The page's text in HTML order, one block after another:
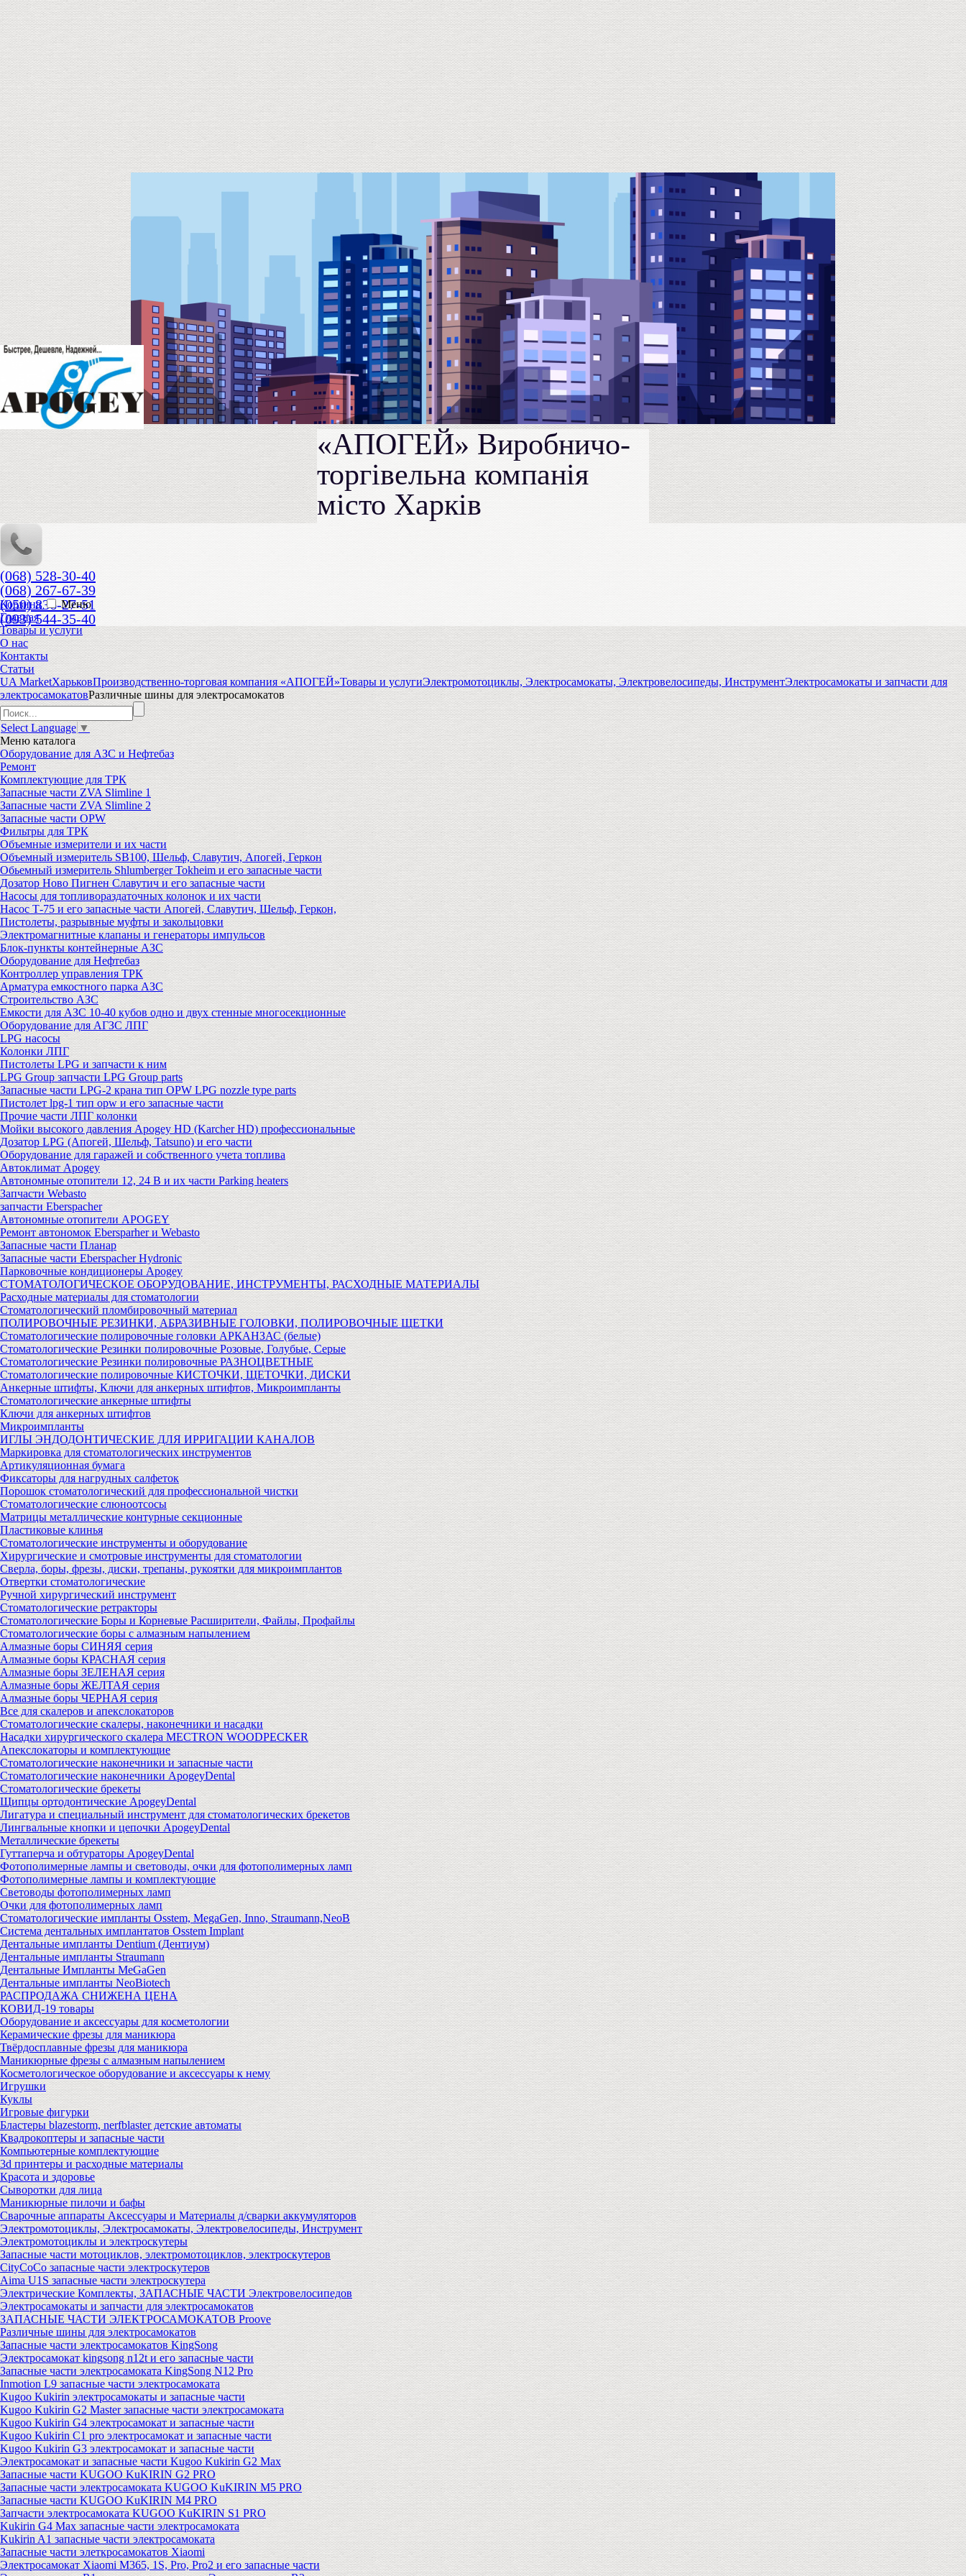
«АПОГЕЙ» Виробничо-
торгівельна компанія
місто Харків
(068) 528-30-40
(068) 267-67-39
(050) 836-27-51
(093) 544-35-40
Корзина
Меню
Главная
Товары и услуги
О нас
Контакты
Статьи
UA MarketХарьковПроизводственно-торговая компания «АПОГЕЙ»Товары и услугиЭлектромотоциклы, Электросамокаты, Электровелосипеды, ИнструментЭлектросамокаты и запчасти для
электросамокатовРазличные шины для электросамокатов
Select Language ▼
Меню каталога
Оборудование для АЗС и Нефтебаз
Ремонт
Комплектующие для ТРК
Запасные части ZVA Slimline 1
Запасные части ZVA Slimline 2
Запасные части OPW
Фильтры для ТРК
Объемные измерители и их части
Объемный измеритель SB100, Шельф, Славутич, Апогей, Геркон
Обьемный измеритель Shlumberger Tokheim и его запасные части
Дозатор Ново Пигнен Славутич и его запасные части
Насосы для топливораздаточных колонок и их части
Насос Т-75 и его запасные части Апогей, Славутич, Шельф, Геркон,
Пистолеты, разрывные муфты и закольцовки
Электромагнитные клапаны и генераторы импульсов
Блок-пункты контейнерные АЗС
Оборудование для Нефтебаз
Контроллер управления ТРК
Арматура емкостного парка АЗС
Строительство АЗС
Емкости для АЗС 10-40 кубов одно и двух стенные многосекционные
Оборудование для АГЗС ЛПГ
LPG насосы
Колонки ЛПГ
Пистолеты LPG и запчасти к ним
LPG Group запчасти LPG Group parts
Запасные части LPG-2 крана тип OPW LPG nozzle type parts
Пистолет lpg-1 тип opw и его запасные части
Прочие части ЛПГ колонки
Мойки высокого давления Apogey HD (Karcher HD) профессиональные
Дозатор LPG (Апогей, Шельф, Tatsuno) и его части
Оборудование для гаражей и собственного учета топлива
Автоклимат Apogey
Автономные отопители 12, 24 В и их части Parking heaters
Запчасти Webasto
запчасти Eberspacher
Автономные отопители APOGEY
Ремонт автономок Ebersparher и Webasto
Запасные части Планар
Запасные части Eberspacher Hydronic
Парковочные кондиционеры Apogey
СТОМАТОЛОГИЧЕСКОЕ ОБОРУДОВАНИЕ, ИНСТРУМЕНТЫ, РАСХОДНЫЕ МАТЕРИАЛЫ
Расходные материалы для стоматологии
Стоматологический пломбировочный материал
ПОЛИРОВОЧНЫЕ РЕЗИНКИ, АБРАЗИВНЫЕ ГОЛОВКИ, ПОЛИРОВОЧНЫЕ ЩЕТКИ
Стоматологические полировочные головки АРКАНЗАС (белые)
Стоматологические Резинки полировочные Розовые, Голубые, Серые
Стоматологические Резинки полировочные РАЗНОЦВЕТНЫЕ
Стоматологические полировочные КИСТОЧКИ, ЩЕТОЧКИ, ДИСКИ
Анкерные штифты, Ключи для анкерных штифтов, Микроимпланты
Стоматологические анкерные штифты
Ключи для анкерных штифтов
Микроимпланты
ИГЛЫ ЭНДОДОНТИЧЕСКИЕ ДЛЯ ИРРИГАЦИИ КАНАЛОВ
Маркировка для стоматологических инструментов
Артикуляционная бумага
Фиксаторы для нагрудных салфеток
Порошок стоматологический для профессиональной чистки
Стоматологические слюноотсосы
Матрицы металлические контурные секционные
Пластиковые клинья
Стоматологические инструменты и оборудование
Хирургические и смотровые инструменты для стоматологии
Сверла, боры, фрезы, диски, трепаны, рукоятки для микроимплантов
Отвертки стоматологические
Ручной хирургический инструмент
Стоматологические ретракторы
Стоматологические Боры и Корневые Расширители, Файлы, Профайлы
Стоматологические боры с алмазным напылением
Алмазные боры СИНЯЯ серия
Алмазные боры КРАСНАЯ серия
Алмазные боры ЗЕЛЕНАЯ серия
Алмазные боры ЖЕЛТАЯ серия
Алмазные боры ЧЕРНАЯ серия
Все для скалеров и апекслокаторов
Стоматологические скалеры, наконечники и насадки
Насадки хирургического скалера MECTRON WOODPECKER
Апекслокаторы и комплектующие
Стоматологические наконечники и запасные части
Стоматологические наконечники ApogeyDental
Стоматологические брекеты
Щипцы ортодонтические ApogeyDental
Лигатура и специальный инструмент для стоматологических брекетов
Лингвальные кнопки и цепочки ApogeyDental
Металлические брекеты
Гуттаперча и обтураторы ApogeyDental
Фотополимерные лампы и световоды, очки для фотополимерных ламп
Фотополимерные лампы и комплектующие
Световоды фотополимерных ламп
Очки для фотополимерных ламп
Стоматологические импланты Osstem, MegaGen, Inno, Straumann,NeoB
Система дентальных имплантатов Osstem Implant
Дентальные импланты Dentium (Дентиум)
Дентальные импланты Straumann
Дентальные Импланты MeGaGen
Дентальные импланты NeoBiotech
РАСПРОДАЖА СНИЖЕНА ЦЕНА
КОВИД-19 товары
Оборудование и аксессуары для косметологии
Керамические фрезы для маникюра
Твёрдосплавные фрезы для маникюра
Маникюрные фрезы с алмазным напылением
Косметологическое оборудование и аксессуары к нему
Игрушки
Куклы
Игровые фигурки
Бластеры blazestorm, nerfblaster детские автоматы
Квадрокоптеры и запасные части
Компьютерные комплектующие
3d принтеры и расходные материалы
Красота и здоровье
Сыворотки для лица
Маникюрные пилочи и бафы
Сварочные аппараты Аксессуары и Материалы д/сварки аккумуляторов
Электромотоциклы, Электросамокаты, Электровелосипеды, Инструмент
Электромотоциклы и электроскутеры
Запасные части мотоциклов, электромотоциклов, электроскутеров
CityCoCo запасные части электроскутеров
Aima U1S запасные части электроскутера
Электрические Комплекты, ЗАПАСНЫЕ ЧАСТИ Электровелосипедов
Электросамокаты и запчасти для электросамокатов
ЗАПАСНЫЕ ЧАСТИ ЭЛЕКТРОСАМОКАТОВ Proove
Различные шины для электросамокатов
Запасные части электросамокатов KingSong
Электросамокат kingsong n12t и его запасные части
Запасные части электросамоката KingSong N12 Pro
Inmotion L9 запасные части электросамоката
Kugoo Kukirin электросамокаты и запасные части
Kugoo Kukirin G2 Master запасные части электросамоката
Kugoo Kukirin G4 электросамокат и запасные части
Kugoo Kukirin C1 pro электросамокат и запасные части
Kugoo Kukirin G3 электросамокат и запасные части
Электросамокат и запасные части Kugoo Kukirin G2 Max
Запасные части KUGOO KuKIRIN G2 PRO
Запасные части электросамоката KUGOO KuKIRIN M5 PRO
Запасные части KUGOO KuKIRIN M4 PRO
Запчасти электросамоката KUGOO KuKIRIN S1 PRO
Kukirin G4 Max запасные части электросамоката
Kukirin A1 запасные части электросамоката
Запасные части элеткросамокатов Xiaomi
Электросамокат Xiaomi M365, 1S, Pro, Pro2 и его запасные части